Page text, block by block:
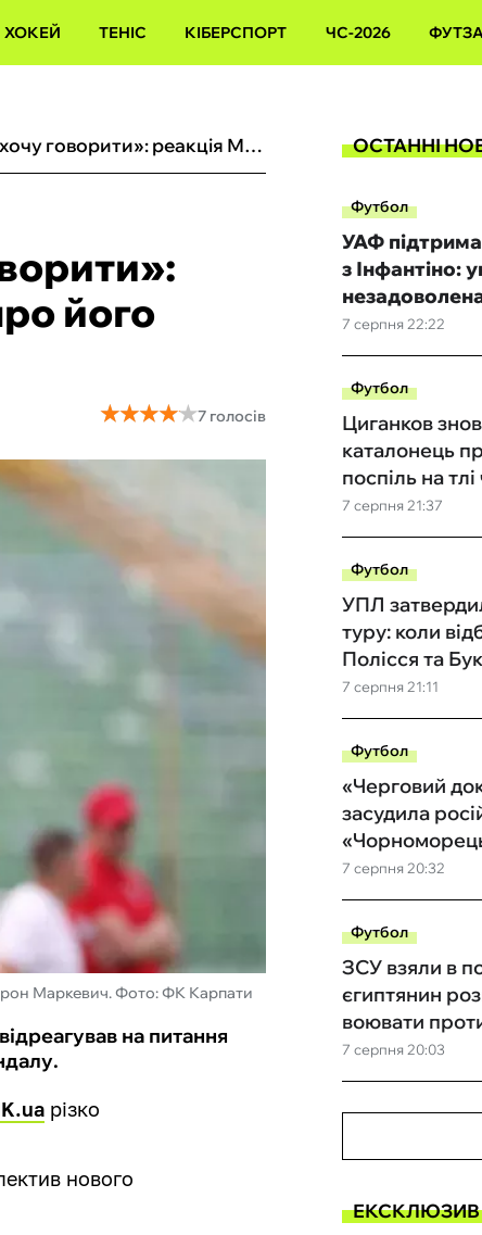
ХОКЕЙ ТЕНІС КІБЕРСПОРТ ЧС-2026
«За Карпати я взагалі не хочу говорити»: реакція Маркевича на питання про його останній клуб
його
★★★★★
★★★★★7 голосів
Маркевич. Фото: ФК Карпати
на питання
різко
нового
ОСТАННІ
Футбол
7 серпня 22:22
УАФ
з Інфантіно:
Футбол
7 серпня 21:37
Циганков
каталонець
поспіль на
Футбол
7 серпня 21:11
УПЛ
туру: коли
Полісся та
Футбол
7 серпня 20:32
«Черговий
засудила
Футбол
7 серпня 20:03
ЗСУ взяли в
єгиптянин
воювати
ЕКСКЛЮЗИВ